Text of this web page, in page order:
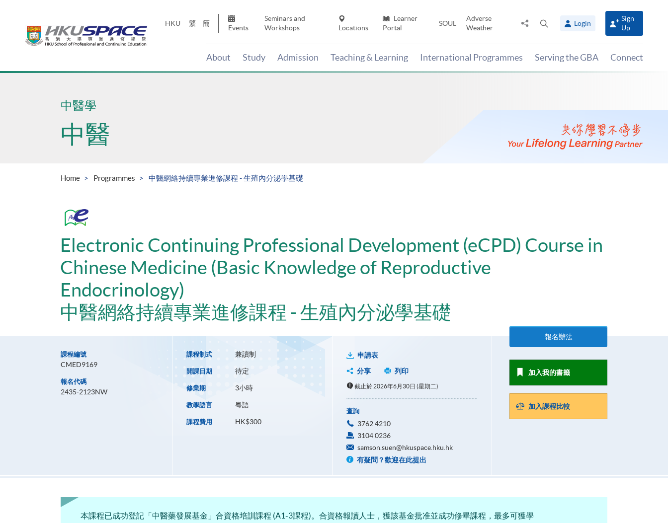
HKU 繁 簡
Events
Seminars and
Workshops
Locations
Learner
Portal
SOUL
Adverse
Weather
Share
panel
Login
Sign
Up
About Study Admission Teaching & Learning International Programmes Serving the GBA Connect
Main
中醫學
中醫
Home Programmes 中醫網絡持續專業進修課程 - 生殖內分泌學基礎
Electronic Continuing Professional Development (eCPD) Course in
Chinese Medicine (Basic Knowledge of Reproductive
Endocrinology)
中醫網絡持續專業進修課程 - 生殖內分泌學基礎
課程編號
CMED9169
報名代碼
2435-2123NW
課程制式 兼讀制
開課日期 待定
修業期 3小時
教學語言 粵語
課程費用 HK$300
申請表
分享
列印
截止於 2026年6月30日 (星期二)
查詢
3762 4210
3104 0236
samson.suen@hkuspace.hku.hk
有疑問？歡迎在此提出
報名辦法
加入我的書籤
加入課程比較
本課程已成功登記「中醫藥發展基金」合資格培訓課程 (A1-3課程)。合資格報讀人士，獲該基金批准並成功修畢課程，最多可獲學